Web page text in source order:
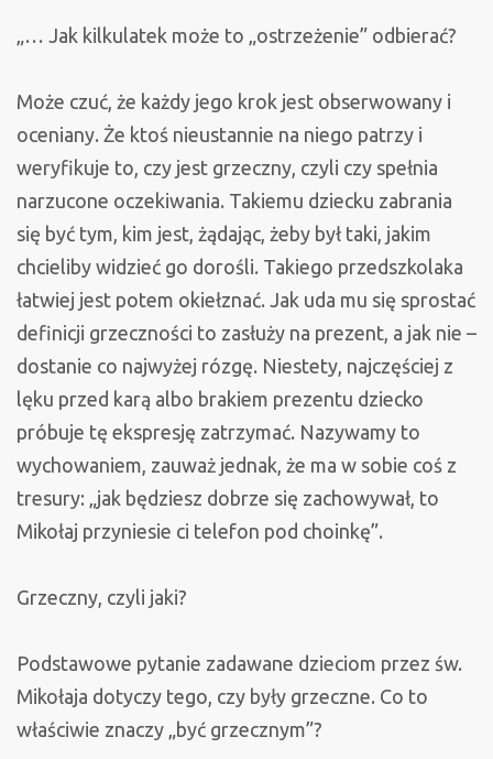
„… Jak kilkulatek może to „ostrzeżenie” odbierać?
Może czuć, że każdy jego krok jest obserwowany i
oceniany. Że ktoś nieustannie na niego patrzy i
weryfikuje to, czy jest grzeczny, czyli czy spełnia
narzucone oczekiwania. Takiemu dziecku zabrania
się być tym, kim jest, żądając, żeby był taki, jakim
chcieliby widzieć go dorośli. Takiego przedszkolaka
łatwiej jest potem okiełznać. Jak uda mu się sprostać
definicji grzeczności to zasłuży na prezent, a jak nie –
dostanie co najwyżej rózgę. Niestety, najczęściej z
lęku przed karą albo brakiem prezentu dziecko
próbuje tę ekspresję zatrzymać. Nazywamy to
wychowaniem, zauważ jednak, że ma w sobie coś z
tresury: „jak będziesz dobrze się zachowywał, to
Mikołaj przyniesie ci telefon pod choinkę”.
Grzeczny, czyli jaki?
Podstawowe pytanie zadawane dzieciom przez św.
Mikołaja dotyczy tego, czy były grzeczne. Co to
właściwie znaczy „być grzecznym”?